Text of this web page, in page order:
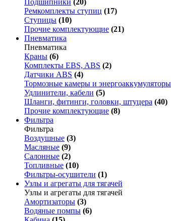
Подшипники (20)
Ремкомплекты ступиц (17)
Ступицы (10)
Прочие комплектующие (21)
Пневматика
Пневматика
Краны (6)
Комплекты EBS, ABS (2)
Датчики ABS (4)
Тормозные камеры и энергоаккумуляторы
Удлинители, кабели (5)
Шланги, фитинги, головки, штуцера (40)
Прочие комплектующие (8)
Фильтра
Фильтра
Воздушные (3)
Масляные (9)
Салонные (2)
Топливные (10)
Фильтры-осушители (1)
Узлы и агрегаты для тягачей
Узлы и агрегаты для тягачей
Амортизаторы (3)
Водяные помпы (6)